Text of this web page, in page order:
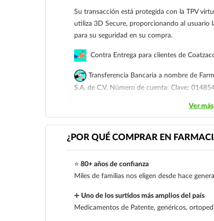
Su transacción está protegida con la TPV
utiliza 3D Secure, proporcionando al usuario
para su seguridad en su compra.
Contra Entrega para clientes de
Transferencia Bancaria a nombre de
S.A. de C.V. Número de cuenta: Clave:
Para esta forma de pago el cliente deberá
siguiente correo electrónico:
921 261 8491
Ver más
¿POR QUÉ COMPRAR EN
⭐ 80+ años de confianza
Miles de familias nos eligen desde hace
➕ Uno de los surtidos más amplios del país
Medicamentos de Patente, genéricos,